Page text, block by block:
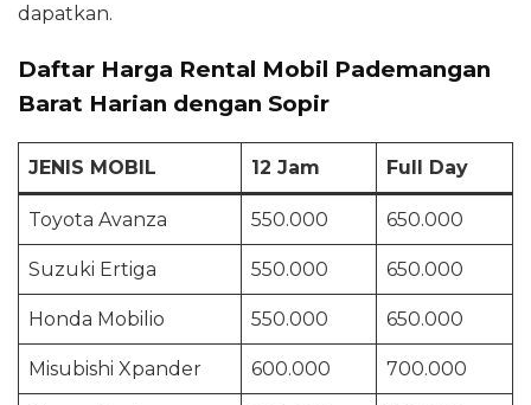
dapatkan.
Daftar Harga Rental Mobil Pademangan
Barat Harian dengan Sopir
JENIS MOBIL 12 Jam Full Day
Toyota Avanza 550.000 650.000
Suzuki Ertiga 550.000 650.000
Honda Mobilio 550.000 650.000
Misubishi Xpander 600.000 700.000